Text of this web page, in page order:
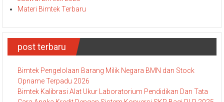
Materi Bimtek Terbaru
post terbaru
Bimtek Pengelolaan Barang Milik Negara BMN dan Stock
Opname Terpadu 2026
Bimtek Kalibrasi Alat Ukur Laboratorium Pendidikan Dan Tata